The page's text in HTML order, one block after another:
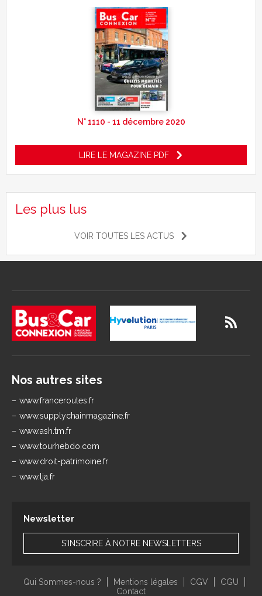
N° 1110 - 11 décembre 2020
LIRE LE MAGAZINE PDF
Les plus lus
VOIR TOUTES LES ACTUS
Nos autres sites
www.franceroutes.fr
www.supplychainmagazine.fr
www.ash.tm.fr
www.tourhebdo.com
www.droit-patrimoine.fr
www.lja.fr
Newsletter
S'INSCRIRE À NOTRE NEWSLETTERS
Qui Sommes-nous ? Mentions légales CGV
CGU
Contact